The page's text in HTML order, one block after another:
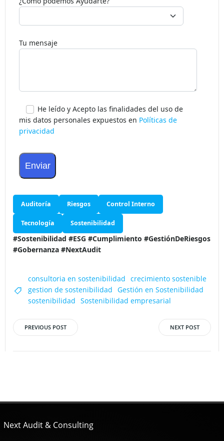
¿Como podemos Ayudarte?
Tu mensaje
He leído y Acepto las finalidades del uso de
mis datos personales expuestos en
privacidad
#Sostenibilidad #ESG #Cumplimiento #GestiónDeRiesgos
consultoria en sostenibilidad
crecimiento sostenible
gestion de sostenibilidad
Gestión en Sostenibilidad
Sostenibilidad empresarial
Post
PREVIOUS POST
Post
NEXT POST
Next Audit & Consulting